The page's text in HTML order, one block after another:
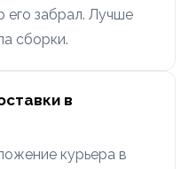
его забрал. Лучше
сборки.
в
курьера в